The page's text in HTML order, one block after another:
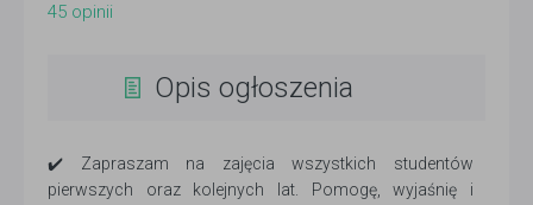
45 opinii
Opis ogłoszenia
✔️ Zapraszam na zajęcia wszystkich studentów
pierwszych oraz kolejnych lat. Pomogę, wyjaśnię i